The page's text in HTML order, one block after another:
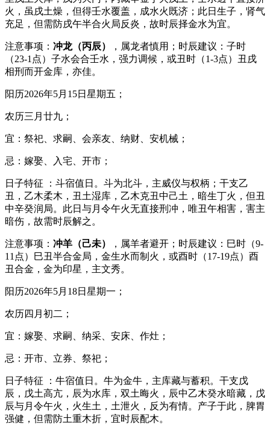
火，虽戌土燥，但得壬水覆盖，成水火既济；此日生子，肾气
充足，但需防戌午半合火局反炎，故时辰择金水为宜。
注意事项： 冲龙（丙辰）
，属龙者慎用；时辰建议：子时
（23-1点）子水会合壬水，强力调候，或丑时（1-3点）丑戌
相刑而开金库，亦佳。
阳历2026年5月15日星期五；
农历三月廿九；
宜：祭祀、求嗣、会亲友、纳财、安机械；
忌：嫁娶、入宅、开市；
日子特征 ：斗宿值日。斗为北斗，主威仪与权柄；干支乙
丑，乙木柔木，丑土湿库，乙木克丑中己土，暗生丁火，但丑
中辛癸润局。此日与月令午火无直接刑冲，唯丑午相害，害主
暗伤，故需时辰解之。
注意事项： 冲羊（己未）
，属羊者避开；时辰建议：巳时（9-
11点）巳丑半合金局，金生水而制火，或酉时（17-19点）酉
丑合金，金为印星，主文秀。
阳历2026年5月18日星期一；
农历四月初二；
宜：嫁娶、求嗣、纳采、安床、作灶；
忌：开市、立券、祭祀；
日子特征 ：牛宿值日。牛为金牛，主库藏与蓄积。干支戊
辰，戊土高亢，辰为水库，双土晦火，辰中乙木癸水暗藏，戊
辰与月令午火，火生土，土泄火，反为有情。产子于此，脾胃
强健，但需防土重木折，宜时辰配木。